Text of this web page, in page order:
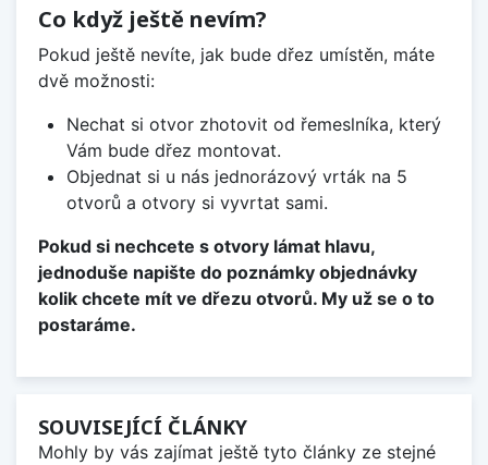
Co když ještě nevím?
Pokud ještě nevíte, jak bude dřez umístěn, máte
dvě možnosti:
Nechat si otvor zhotovit od řemeslníka, který
Vám bude dřez montovat.
Objednat si u nás jednorázový vrták na 5
otvorů a otvory si vyvrtat sami.
Pokud si nechcete s otvory lámat hlavu,
jednoduše napište do poznámky objednávky
kolik chcete mít ve dřezu otvorů. My už se o to
postaráme.
SOUVISEJÍCÍ ČLÁNKY
Mohly by vás zajímat ještě tyto články ze stejné